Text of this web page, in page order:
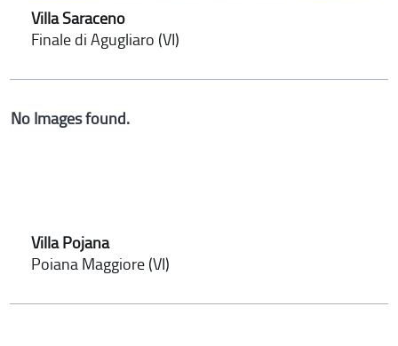
Villa Saraceno
Finale di Agugliaro (VI)
No Images found.
Villa Pojana
Poiana Maggiore (VI)